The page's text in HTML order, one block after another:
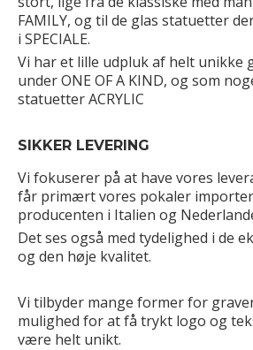
FAMILY, og til de glas statuetter
i SPECIALE.
Vi har et lille udpluk af helt unikke
under ONE OF A KIND, og som
statuetter ACRYLIC
SIKKER LEVERING
Vi fokuserer på at have vores
får primært vores pokaler
producenten i Italien og
Det ses også med tydelighed i de
og den høje kvalitet.
Vi tilbyder mange former for
mulighed for at få trykt logo og
være helt unikt.